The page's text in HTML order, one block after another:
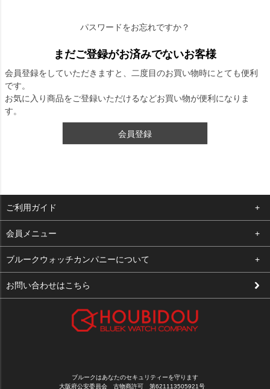
パスワードをお忘れですか？
まだご登録がお済みでないお客様
会員登録をしていただきますと、二度目のお買い物時にとても便利
です。
お気に入り商品をご登録いただけるなどお買い物が便利になりま
す。
会員登録
ご利用ガイド
よくある質問
支払い・送料
修理依頼
会員メニュー
ログイン
お気に入り
ブルークウォッチカンパニーについて
会社概要
お問い合わせはこちら
ブルークはあなたのセキュリティーを守ります
大阪府公安委員会 古物商許可 第621113505921号